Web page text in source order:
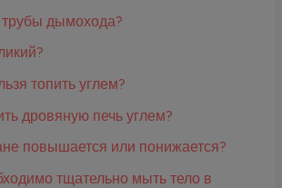
дымохода?
топить углем?
дровяную печь углем?
повышается или понижается?
тщательно мыть тело в